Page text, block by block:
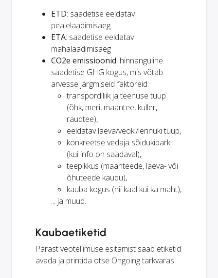
ETD: saadetise eeldatav
pealelaadimisaeg
ETA: saadetise eeldatav
mahalaadimisaeg
CO2e emissioonid: hinnanguline
saadetise GHG kogus, mis võtab
arvesse järgmiseid faktoreid:
transpordiliik ja teenuse tüüp
(õhk, meri, maantee, kuller,
raudtee),
eeldatav laeva/veoki/lennuki tüüp,
konkreetse vedaja sõidukipark
(kui info on saadaval),
teepikkus (maanteede, laeva- või
õhuteede kaudu),
kauba kogus (nii kaal kui ka maht),
... ja muud.
Kaubaetiketid
Pärast veotellimuse esitamist saab etiketid
avada ja printida otse Ongoing tarkvaras.